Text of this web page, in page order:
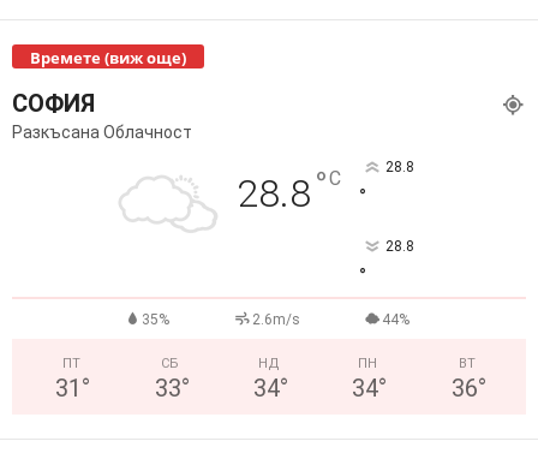
Времете (виж още)
СОФИЯ
Разкъсана Облачност
28.8°C 28.8
°
28.8
°
35% 2.6m/s 44%
ПТ
31 °
СБ
33°
НД
34°
ПН
34°
ВТ
36°